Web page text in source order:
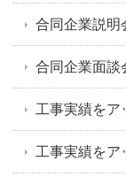
合同企業説明
合同企業面談
工事実績をア
工事実績をア